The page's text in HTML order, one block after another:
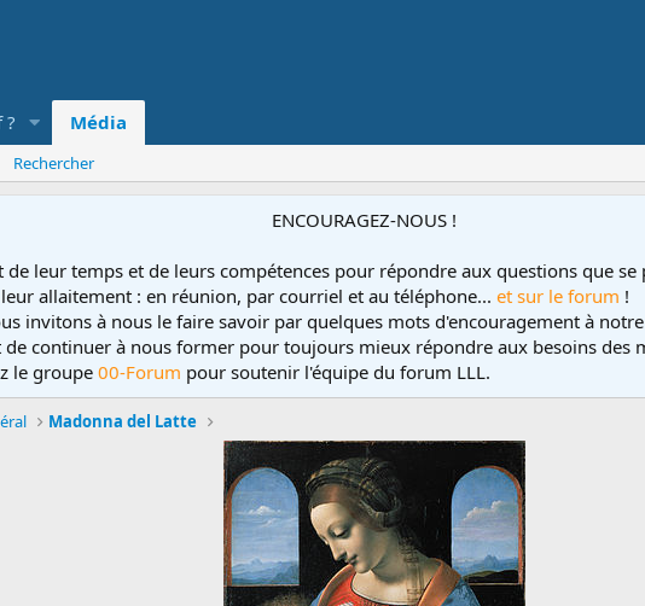
? Média
Rechercher
ENCOURAGEZ-NOUS !
leur temps et de leurs compétences pour répondre aux questions que
allaitement : en réunion, par courriel et au téléphone... et sur le forum !
invitons à nous le faire savoir par quelques mots d'encouragement à
continuer à nous former pour toujours mieux répondre aux besoins des
le groupe00-Forum pour soutenir l'équipe du forum LLL.
Madonna del Latte